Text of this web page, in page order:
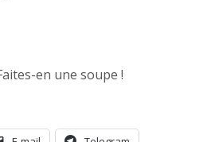
en une soupe !